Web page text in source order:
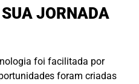
JORNADA
foi facilitada por
foram criadas